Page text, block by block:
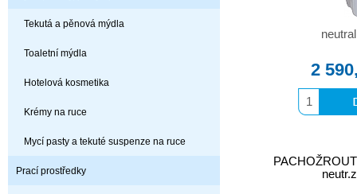
Tekutá a pěnová mýdla
Toaletní mýdla
Hotelová kosmetika
Krémy na ruce
Mycí pasty a tekuté suspenze na ruce
Prací prostředky
2